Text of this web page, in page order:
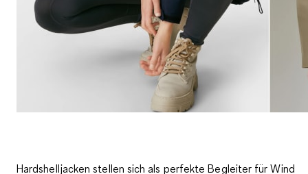
Hardshelljacken stellen sich als perfekte Begleiter für Wind